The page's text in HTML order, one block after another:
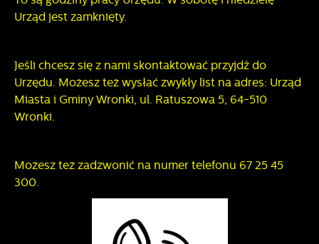
Urząd jest zamknięty.
Jeśli chcesz się z nami skontaktować przyjdź do
Urzędu. Możesz też wysłać zwykły list na adres: Urząd
Miasta i Gminy Wronki, ul. Ratuszowa 5, 64-510
Wronki.
Możesz też zadzwonić na numer telefonu 67 25 45
300.